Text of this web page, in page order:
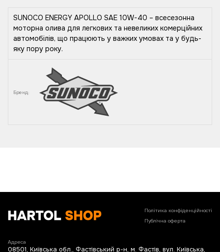
SUNOCO ENERGY APOLLO SAE 10W-40 – всесезонна
моторна олива для легкових та невеликих комерційних
автомобілів, що працюють у важких умовах та у будь-
яку пору року.
Бренд:
Політика конфіденційності
Публічна оферта
Адреса
08501, Київська обл., Фастівський р-н, м. Фастів, вул. Київська,